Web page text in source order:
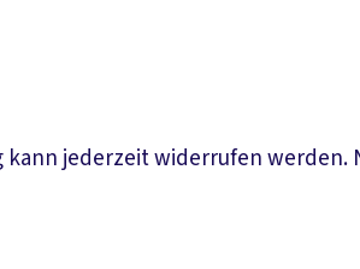
jederzeit widerrufen